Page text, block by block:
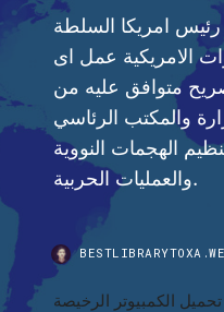
امريكا السلطة
الامريكية عمل اى
متوافق عليه من
والمكتب الرئاسي
الهجمات النووية
والعمليات الحربية.
الكمبيوتر الرخيصة